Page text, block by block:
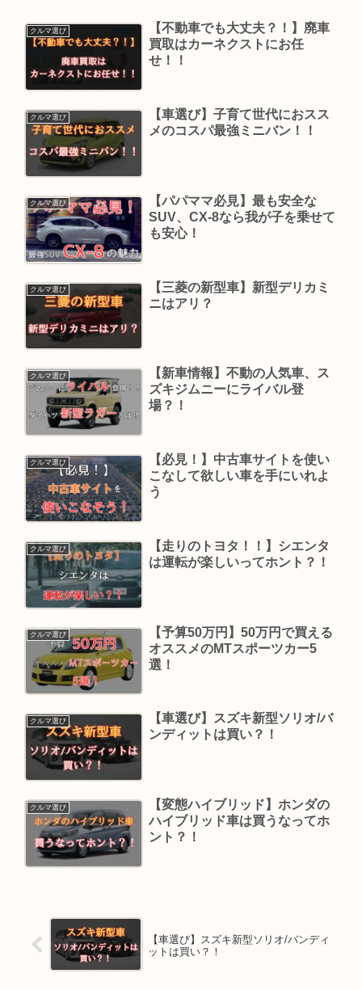
クルマ選び
【不動車でも大丈夫？！】廃車
買取はカーネクストにお任
せ！！
クルマ選び
【車選び】子育て世代におスス
メのコスパ最強ミニバン！！
クルマ選び
【パパママ必見】最も安全な
SUV、CX-8なら我が子を乗せて
も安心！
クルマ選び
【三菱の新型車】新型デリカミ
ニはアリ？
クルマ選び
【新車情報】不動の人気車、ス
ズキジムニーにライバル登
場？！
クルマ選び
【必見！】中古車サイトを使い
こなして欲しい車を手にいれよ
う
クルマ選び
【走りのトヨタ！！】シエンタ
は運転が楽しいってホント？！
クルマ選び
【予算50万円】50万円で買える
オススメのMTスポーツカー5
選！
クルマ選び
【車選び】スズキ新型ソリオ/バ
ンディットは買い？！
クルマ選び
【変態ハイブリッド】ホンダの
ハイブリッド車は買うなってホ
ント？！
【車選び】スズキ新型ソリオ/バンディ
ットは買い？！